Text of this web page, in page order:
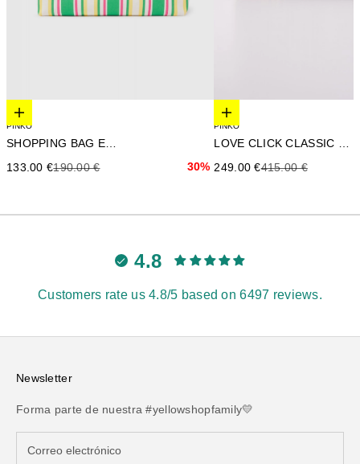
Elige opciones
PINKO
SHOPPING BAG EXTRA
Precio de oferta
133.00 €Precio anterior
190.00 € 30%
Elige opciones
PINKO
LOVE CLICK CLASSIC SHEE
Precio de oferta
249.00 €Precio anterior
415.00 €
4.8
Customers rate us 4.8/5 based on 6497 reviews.
Newsletter
Forma parte de nuestra #yellowshopfamily💛